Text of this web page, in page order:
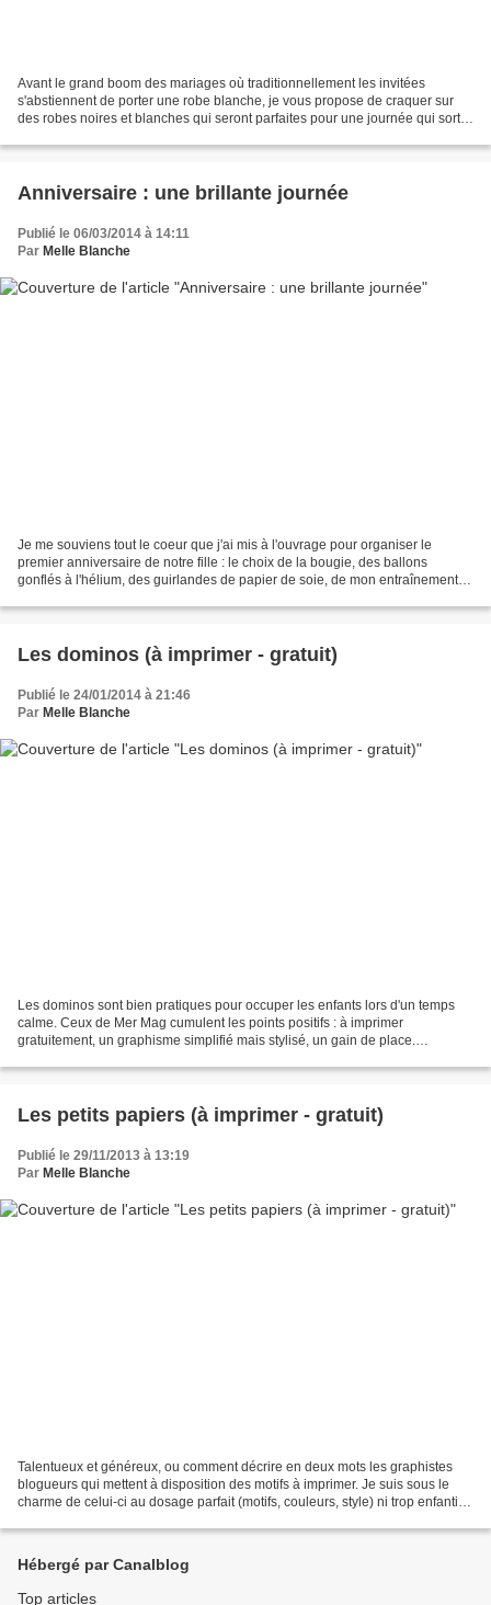
Avant le grand boom des mariages où traditionnellement les invitées
s'abstiennent de porter une robe blanche, je vous propose de craquer sur
des robes noires et blanches qui seront parfaites pour une journée qui sort
Anniversaire : une brillante journée
Publié le 06/03/2014 à 14:11
Par Melle Blanche
Je me souviens tout le coeur que j'ai mis à l'ouvrage pour organiser le
premier anniversaire de notre fille : le choix de la bougie, des ballons
gonflés à l'hélium, des guirlandes de papier de soie, de mon entraînement
Les dominos (à imprimer - gratuit)
Publié le 24/01/2014 à 21:46
Par Melle Blanche
Les dominos sont bien pratiques pour occuper les enfants lors d'un temps
calme. Ceux de Mer Mag cumulent les points positifs : à imprimer
gratuitement, un graphisme simplifié mais stylisé, un gain de place.
Les petits papiers (à imprimer - gratuit)
Publié le 29/11/2013 à 13:19
Par Melle Blanche
Talentueux et généreux, ou comment décrire en deux mots les graphistes
blogueurs qui mettent à disposition des motifs à imprimer. Je suis sous le
charme de celui-ci au dosage parfait (motifs, couleurs, style) ni trop enfantin
Hébergé par Canalblog
Top articles